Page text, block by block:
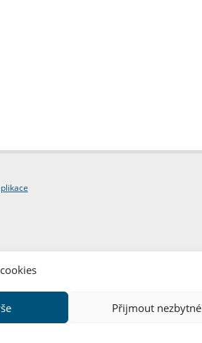
Přijmout nezbytné